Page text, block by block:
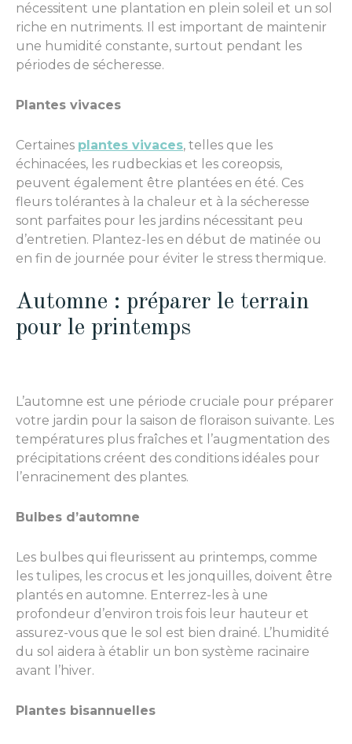
nécessitent une plantation en plein soleil et un sol
riche en nutriments. Il est important de maintenir
une humidité constante, surtout pendant les
périodes de sécheresse.
Plantes vivaces
Certaines plantes vivaces, telles que les
échinacées, les rudbeckias et les coreopsis,
peuvent également être plantées en été. Ces
fleurs tolérantes à la chaleur et à la sécheresse
sont parfaites pour les jardins nécessitant peu
d’entretien. Plantez-les en début de matinée ou
en fin de journée pour éviter le stress thermique.
Automne : préparer le terrain
pour le printemps
L’automne est une période cruciale pour préparer
votre jardin pour la saison de floraison suivante. Les
températures plus fraîches et l’augmentation des
précipitations créent des conditions idéales pour
l’enracinement des plantes.
Bulbes d’automne
Les bulbes qui fleurissent au printemps, comme
les tulipes, les crocus et les jonquilles, doivent être
plantés en automne. Enterrez-les à une
profondeur d’environ trois fois leur hauteur et
assurez-vous que le sol est bien drainé. L’humidité
du sol aidera à établir un bon système racinaire
avant l’hiver.
Plantes bisannuelles